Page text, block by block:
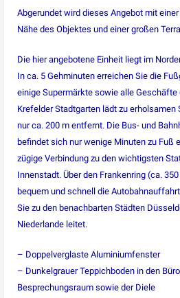
Abgerundet wird dieses Angebot mit
Nähe des Objektes und einer großen
Die hier angebotene Einheit liegt im
In ca. 5 Gehminuten erreichen Sie die
einige Supermärkte sowie alle
Krefelder Stadtgarten lädt zu erholsamen
nur ca. 200 m entfernt. Die Bus- und
befindet sich nur wenige Minuten zu Fuß
zügige Verbindung zu den wichtigsten
Innenstadt. Über den Frankenring (ca.
bequem und schnell die
Sie zu den benachbarten Städten
Niederlande leitet.
– Doppelverglaste Aluminiumfenster
– Dunkelgrauer Teppichboden in den
Besprechungsraum sowie der Diele